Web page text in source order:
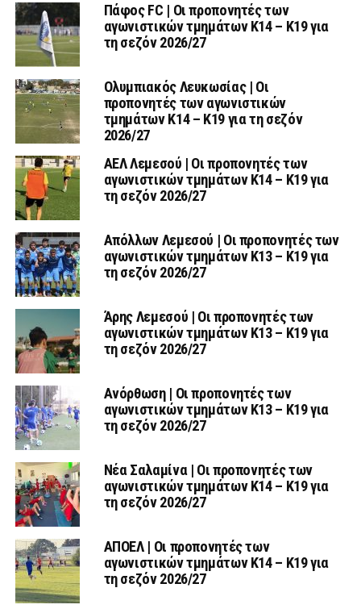
Πάφος FC | Οι προπονητές των
αγωνιστικών τμημάτων Κ14 – Κ19 για
τη σεζόν 2026/27
Ολυμπιακός Λευκωσίας | Οι
προπονητές των αγωνιστικών
τμημάτων Κ14 – Κ19 για τη σεζόν
2026/27
ΑΕΛ Λεμεσού | Οι προπονητές των
αγωνιστικών τμημάτων Κ14 – Κ19 για
τη σεζόν 2026/27
Απόλλων Λεμεσού | Οι προπονητές των
αγωνιστικών τμημάτων Κ13 – Κ19 για
τη σεζόν 2026/27
Άρης Λεμεσού | Οι προπονητές των
αγωνιστικών τμημάτων Κ13 – Κ19 για
τη σεζόν 2026/27
Ανόρθωση | Οι προπονητές των
αγωνιστικών τμημάτων Κ13 – Κ19 για
τη σεζόν 2026/27
Νέα Σαλαμίνα | Οι προπονητές των
αγωνιστικών τμημάτων Κ14 – Κ19 για
τη σεζόν 2026/27
ΑΠΟΕΛ | Οι προπονητές των
αγωνιστικών τμημάτων Κ14 – Κ19 για
τη σεζόν 2026/27